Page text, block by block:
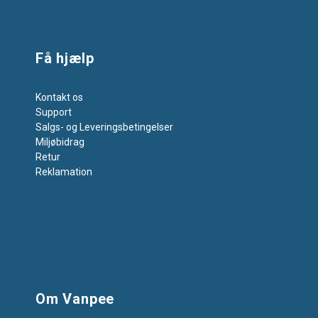
Få hjælp
Kontakt os
Support
Salgs- og Leveringsbetingelser
Miljøbidrag
Retur
Reklamation
Om Vanpee